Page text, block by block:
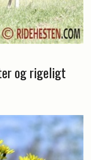
og rigeligt